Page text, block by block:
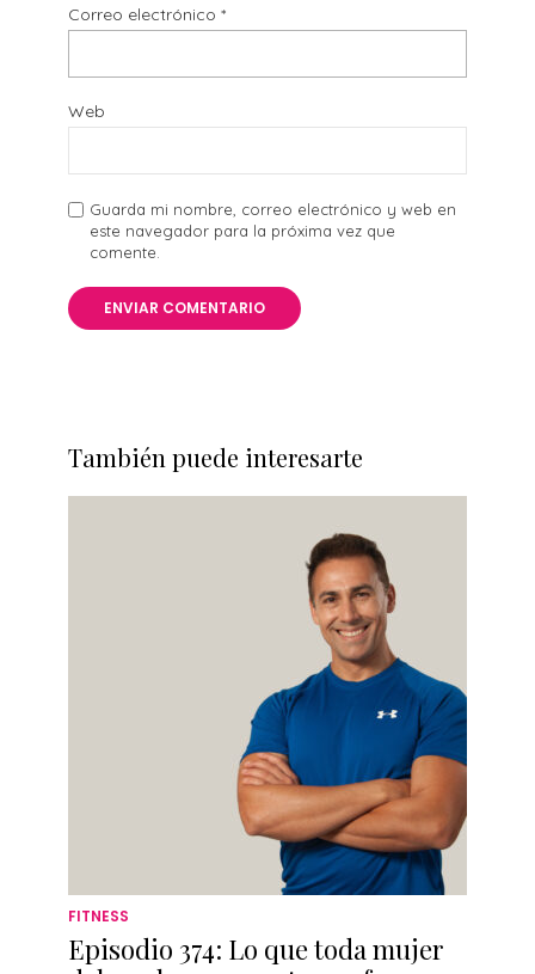
Correo electrónico *
Web
Guarda mi nombre, correo electrónico y web en
este navegador para la próxima vez que
comente.
También puede interesarte
FITNESS
Episodio 374: Lo que toda mujer